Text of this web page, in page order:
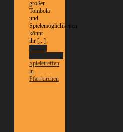
großer
Tombola
und
Spielemöglichkeiten
könnt
ihr [...]
Spieletreffen
in
Pfarrkirchen